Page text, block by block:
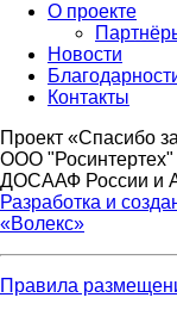
О проекте
Новости
Контакты
Проект «Спасибо
ООО "Росинтертех"
ДОСААФ России и
Разработка и
«Волекс»
Правила